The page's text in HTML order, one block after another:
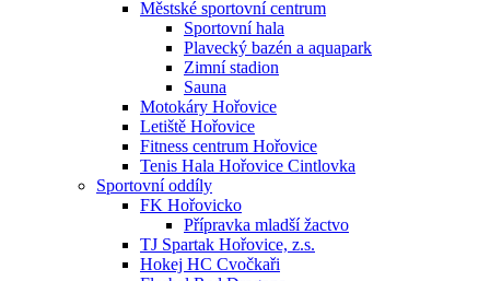
Městské sportovní centrum
Sportovní hala
Plavecký bazén a aquapark
Zimní stadion
Sauna
Motokáry Hořovice
Letiště Hořovice
Fitness centrum Hořovice
Tenis Hala Hořovice Cintlovka
Sportovní oddíly
FK Hořovicko
Přípravka mladší žactvo
TJ Spartak Hořovice, z.s.
Hokej HC Cvočkaři